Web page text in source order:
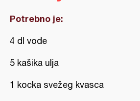
Potrebno je:
4 dl vode
5 kašika ulja
1 kocka svežeg kvasca